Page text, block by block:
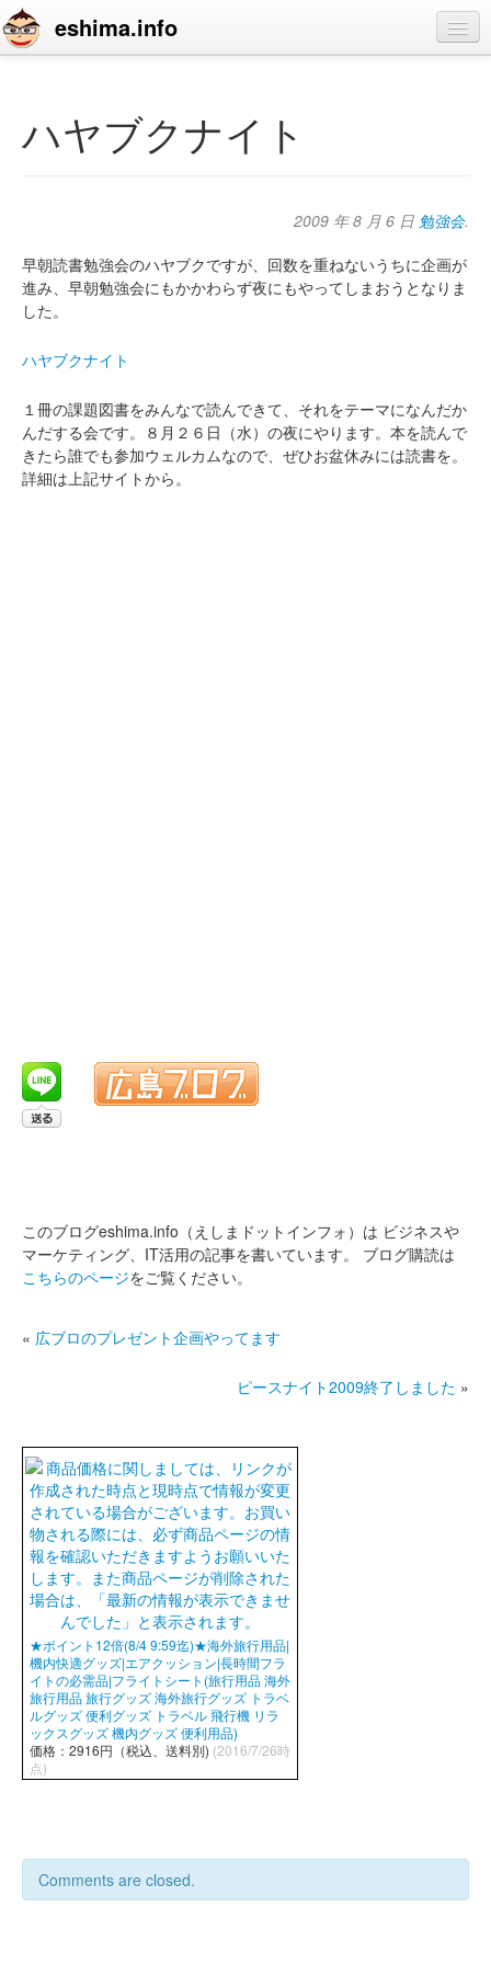
eshima.info
ハヤブクナイト
2009 年 8 月 6 日 勉強会.
早朝読書勉強会のハヤブクですが、回数を重ねないうちに企画が
進み、早朝勉強会にもかかわらず夜にもやってしまおうとなりま
した。
ハヤブクナイト
１冊の課題図書をみんなで読んできて、それをテーマになんだか
んだする会です。８月２６日（水）の夜にやります。本を読んで
きたら誰でも参加ウェルカムなので、ぜひお盆休みには読書を。
詳細は上記サイトから。
このブログeshima.info（えしまドットインフォ）は ビジネスや
マーケティング、IT活用の記事を書いています。
ブログ購読は
こちらのページをご覧ください。
« 広ブロのプレゼント企画やってます
ピースナイト2009終了しました »
★ポイント12倍(8/4 9:59迄)★海外旅行用品|
機内快適グッズ|エアクッション|長時間フラ
イトの必需品|フライトシート(旅行用品 海外
旅行用品 旅行グッズ 海外旅行グッズ トラベ
ルグッズ 便利グッズ トラベル 飛行機 リラ
ックスグッズ 機内グッズ 便利用品)
価格：2916円（税込、送料別) (2016/7/26時
点)
Comments are closed.